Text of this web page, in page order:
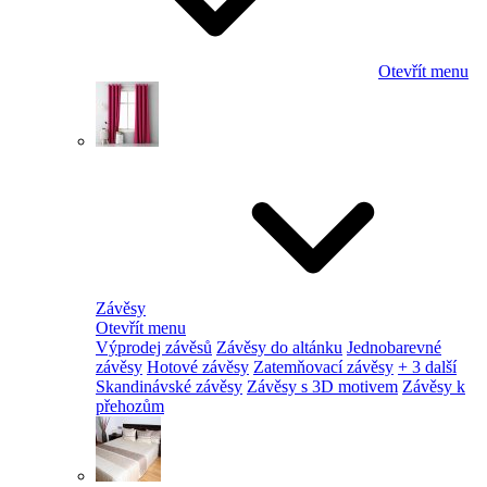
Otevřít menu
Závěsy
Otevřít menu
Výprodej závěsů Závěsy do altánku Jednobarevné
závěsy Hotové závěsy Zatemňovací závěsy + 3 další
Skandinávské závěsy Závěsy s 3D motivem Závěsy k
přehozům